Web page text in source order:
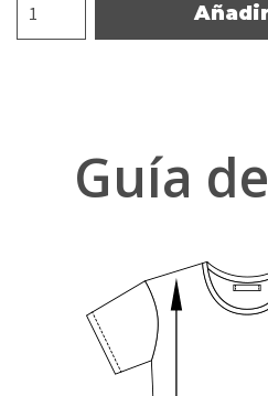
dragón
Guía